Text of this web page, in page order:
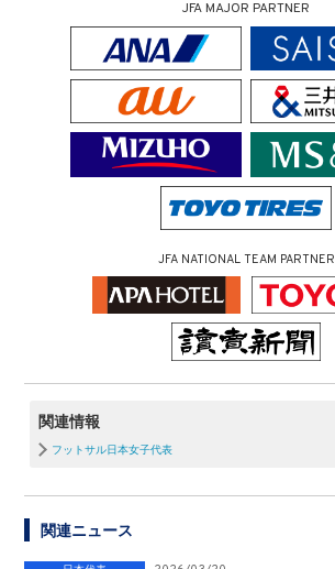
JFA MAJOR PARTNER
JFA NATIONAL TEAM PARTNER
関連情報
フットサル日本女子代表
関連ニュース